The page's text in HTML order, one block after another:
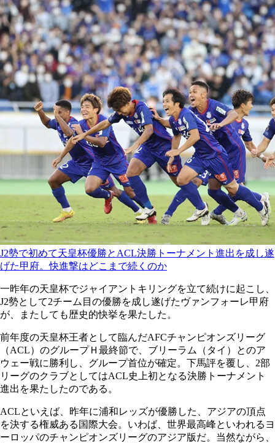
J2勢で初めて天皇杯優勝とACL決勝トーナメント進出を成し遂
げた甲府。快進撃はどこまで続くのか
一昨年の天皇杯でジャイアントキリングを立て続けに起こし、
J2勢として2チーム目の優勝を成し遂げたヴァンフォーレ甲府
が、またしても歴史的快挙を果たした。
前年度の天皇杯王者として臨んだAFCチャンピオンズリーグ
（ACL）のグループＨ最終節で、ブリーラム（タイ）とのア
ウェー戦に勝利し、グループ首位が確定。下馬評を覆し、2部
リーグのクラブとしてはACL史上初となる決勝トーナメント
進出を果たしたのである。
ACLといえば、昨年に浦和レッズが優勝した、アジアの頂点
を決する権威ある国際大会。いわば、世界最高峰といわれるヨ
ーロッパのチャンピオンズリーグのアジア版だ。当然ながら、